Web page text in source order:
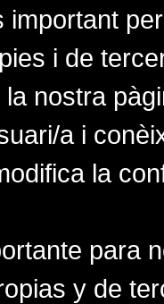
i de
la nostra
a i
la
para
y de